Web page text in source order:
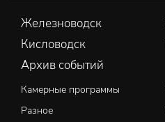
Железноводск
Кисловодск
Архив событий
Камерные программы
Разное